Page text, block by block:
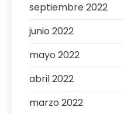
septiembre 2022
junio 2022
mayo 2022
abril 2022
marzo 2022